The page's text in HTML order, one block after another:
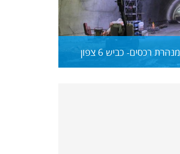
מנהרת רכסים- כביש 6 צפון